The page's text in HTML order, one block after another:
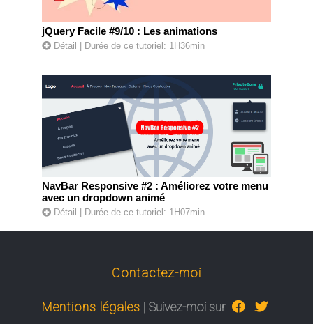
jQuery Facile #9/10 : Les animations
Détail | Durée de ce tutoriel: 1H36min
NavBar Responsive #2 : Améliorez votre menu
avec un dropdown animé
Détail | Durée de ce tutoriel: 1H07min
Contactez-moi
Mentions légales | Suivez-moi sur